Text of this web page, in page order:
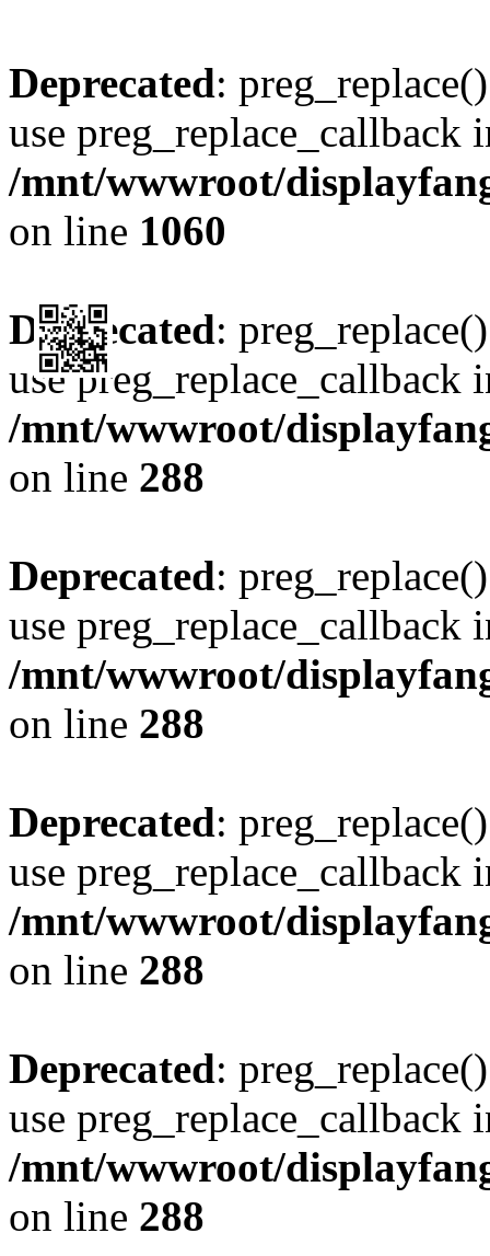
Deprecated:
use preg_replace_callback
/mnt/wwwroot/
on line 1060
Deprecated:
use preg_replace_callback
/mnt/wwwroot/
on line 288
Deprecated:
use preg_replace_callback
/mnt/wwwroot/
on line 288
Deprecated:
use preg_replace_callback
/mnt/wwwroot/
on line 288
Deprecated:
use preg_replace_callback
/mnt/wwwroot/
on line 288